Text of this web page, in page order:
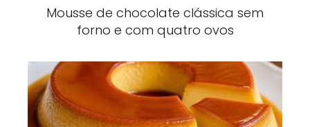
Mousse de chocolate clássica sem
forno e com quatro ovos